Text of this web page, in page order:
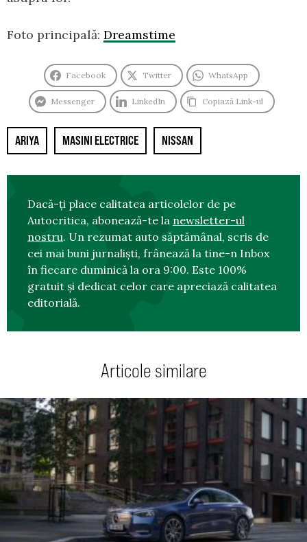
Foto principală: Dreamstime
Facebook Twitter WhatsApp
Messenger LinkedIn Copiază Link-ul
ARIYA MASINI ELECTRICE NISSAN
Dacă-ți place calitatea articolelor de pe
Autocritica, abonează-te la newsletter-ul
nostru. Un rezumat auto săptămânal, scris de
cei mai buni jurnaliști, frânează la tine-n Inbox
în fiecare duminică la ora 9:00. Este 100%
gratuit și dedicat celor care apreciază calitatea
editorială.
Articole similare